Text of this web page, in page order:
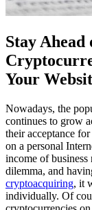
Stay
Your
Nowadays, the
continues to grow
their acceptance
on a personal
income of
dilemma, and
cryptoacquiring, it
individually. Of